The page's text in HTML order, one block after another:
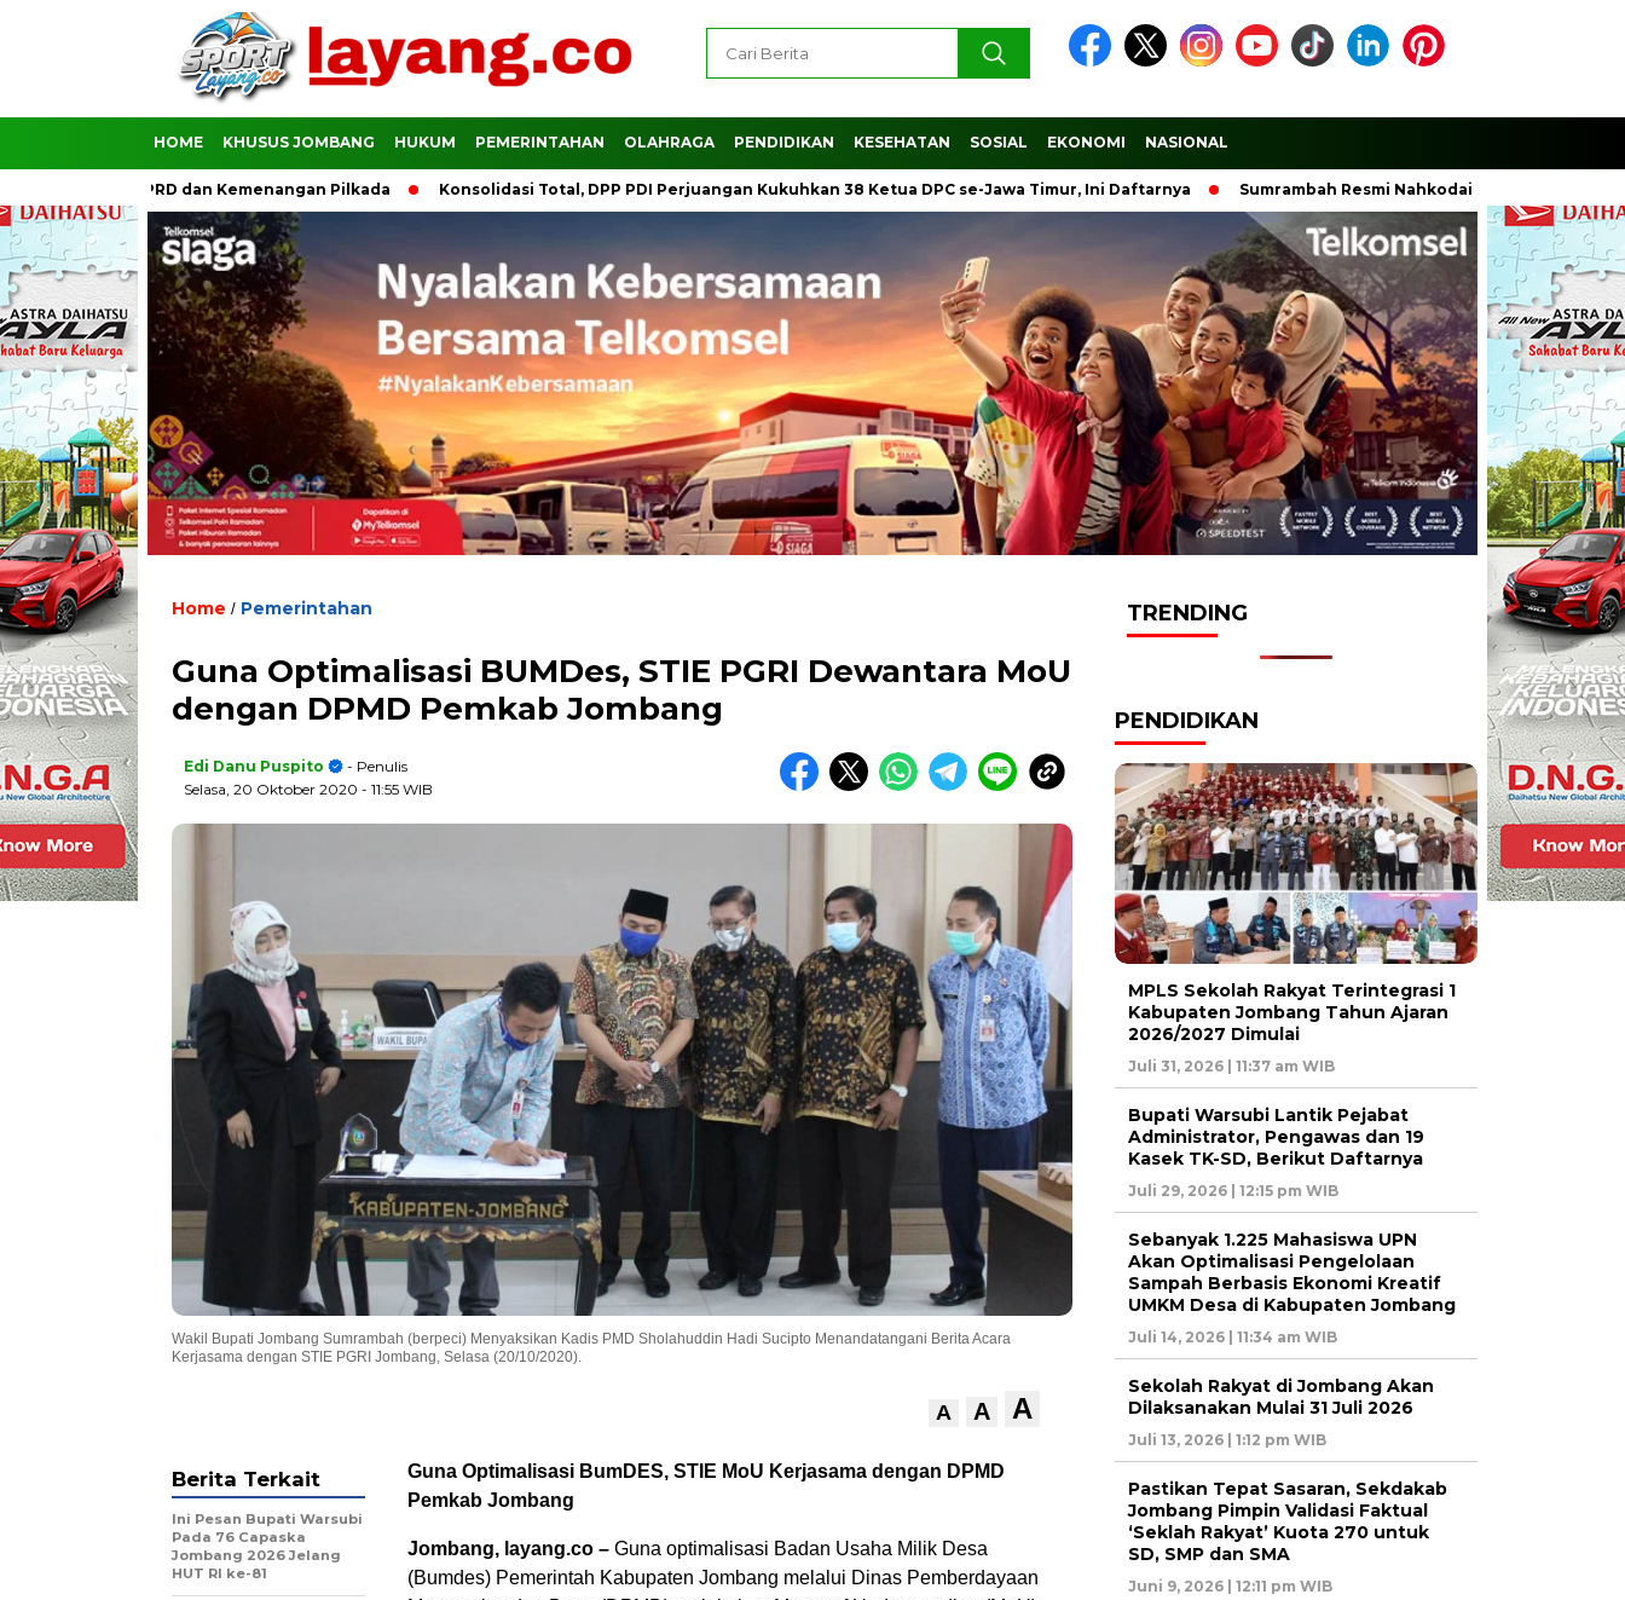
HOME KHUSUS JOMBANG HUKUM PEMERINTAHAN OLAHRAGA PENDIDIKAN KESEHATAN SOSIAL EKONOMI NASIONAL
DPRD dan Kemenangan Pilkada Konsolidasi Total, DPP PDI Perjuangan Kukuhkan 38 Ketua DPC se-Jawa Timur, Ini Daftarnya Sumrambah Resmi Nahkodai DPC PDI Perjuangan
Home / Pemerintahan
Guna Optimalisasi BUMDes, STIE PGRI Dewantara MoU
dengan DPMD Pemkab Jombang
Edi Danu Puspito
- Penulis
Selasa, 20 Oktober 2020 - 11:55 WIB
Wakil Bupati Jombang Sumrambah (berpeci) Menyaksikan Kadis PMD Sholahuddin Hadi Sucipto Menandatangani Berita Acara
Kerjasama dengan STIE PGRI Jombang, Selasa (20/10/2020).
A A A
Guna Optimalisasi BumDES, STIE MoU Kerjasama dengan DPMD
Pemkab Jombang
Jombang, layang.co – Guna optimalisasi Badan Usaha Milik Desa
(Bumdes) Pemerintah Kabupaten Jombang melalui Dinas Pemberdayaan
Berita Terkait
Ini Pesan Bupati Warsubi
Pada 76 Capaska
Jombang 2026 Jelang
HUT RI ke-81
TRENDING
PENDIDIKAN
MPLS Sekolah Rakyat Terintegrasi 1
Kabupaten Jombang Tahun Ajaran
2026/2027 Dimulai
Juli 31, 2026 | 11:37 am WIB
Bupati Warsubi Lantik Pejabat
Administrator, Pengawas dan 19
Kasek TK-SD, Berikut Daftarnya
Juli 29, 2026 | 12:15 pm WIB
Sebanyak 1.225 Mahasiswa UPN
Akan Optimalisasi Pengelolaan
Sampah Berbasis Ekonomi Kreatif
UMKM Desa di Kabupaten Jombang
Juli 14, 2026 | 11:34 am WIB
Sekolah Rakyat di Jombang Akan
Dilaksanakan Mulai 31 Juli 2026
Juli 13, 2026 | 1:12 pm WIB
Pastikan Tepat Sasaran, Sekdakab
Jombang Pimpin Validasi Faktual
‘Seklah Rakyat’ Kuota 270 untuk
SD, SMP dan SMA
Juni 9, 2026 | 12:11 pm WIB